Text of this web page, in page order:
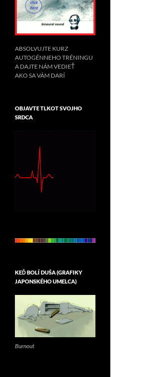
ABSOLVUJTE KURZ
AUTOGÉNNEHO TRÉNINGU
A DAJTE NÁM VEDIEŤ
AKO SA VÁM DARÍ
OBJAVTE TLKOT SVOJHO
SRDCA
KEĎ BOLÍ DUŠA (GRAFIKY
JAPONSKÉHO UMELCA)
Burnout